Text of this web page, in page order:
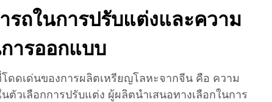
รถในการปรับแต่งและความ
ารออกแบบ
ดเด่นของการผลิตเหรียญโลหะจากจีน คือ ความ
ตัวเลือกการปรับแต่ง ผู้ผลิตนำเสนอทางเลือกในการ